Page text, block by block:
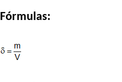
Fórmulas: